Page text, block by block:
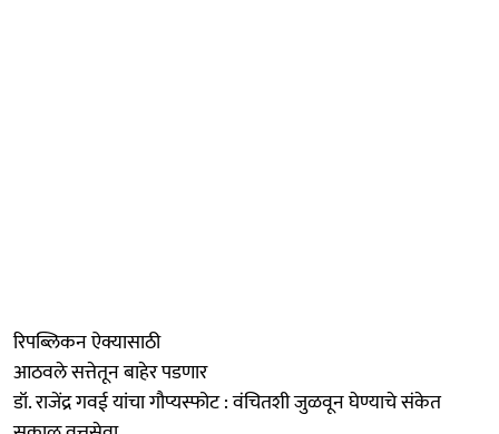
रिपब्लिकन ऐक्यासाठी
आठवले सत्तेतून बाहेर पडणार
डॉ. राजेंद्र गवई यांचा गौप्यस्फोट : वंचितशी जुळवून घेण्याचे संकेत